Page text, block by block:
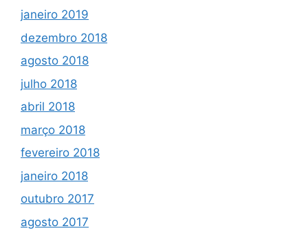
janeiro 2019
dezembro 2018
agosto 2018
julho 2018
abril 2018
março 2018
fevereiro 2018
janeiro 2018
outubro 2017
agosto 2017